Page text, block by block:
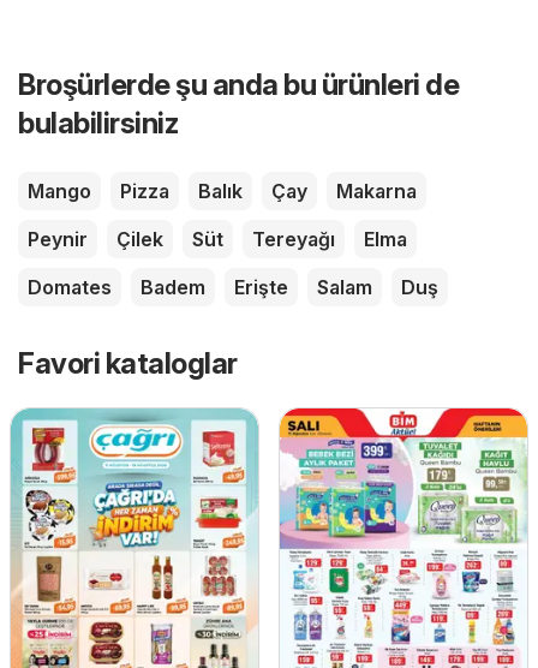
Broşürlerde şu anda bu ürünleri de
bulabilirsiniz
Mango Pizza Balık Çay
Makarna
Peynir
Çilek Süt Tereyağı
Elma
Domates
Badem Erişte Salam Duş
Favori kataloglar